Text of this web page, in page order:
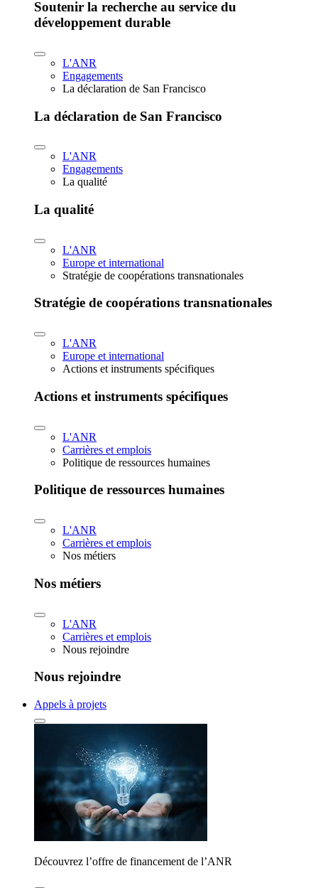
Soutenir la recherche au service du
développement durable
L'ANR
Engagements
La déclaration de San Francisco
La déclaration de San Francisco
L'ANR
Engagements
La qualité
La qualité
L'ANR
Europe et international
Stratégie de coopérations transnationales
Stratégie de coopérations transnationales
L'ANR
Europe et international
Actions et instruments spécifiques
Actions et instruments spécifiques
L'ANR
Carrières et emplois
Politique de ressources humaines
Politique de ressources humaines
L'ANR
Carrières et emplois
Nos métiers
Nos métiers
L'ANR
Carrières et emplois
Nous rejoindre
Nous rejoindre
Appels à projets
Découvrez l’offre de financement de l’ANR